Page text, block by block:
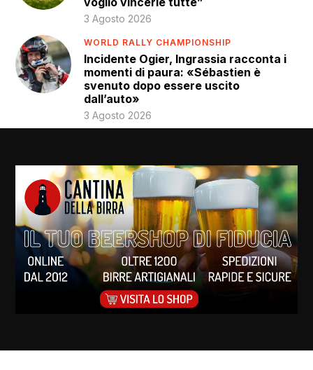
3 Agosto 2026
WORLD RALLY CHAMPIONSHIP
Incidente Ogier, Ingrassia racconta i
momenti di paura: «Sébastien è
svenuto dopo essere uscito
dall’auto»
3 Agosto 2026